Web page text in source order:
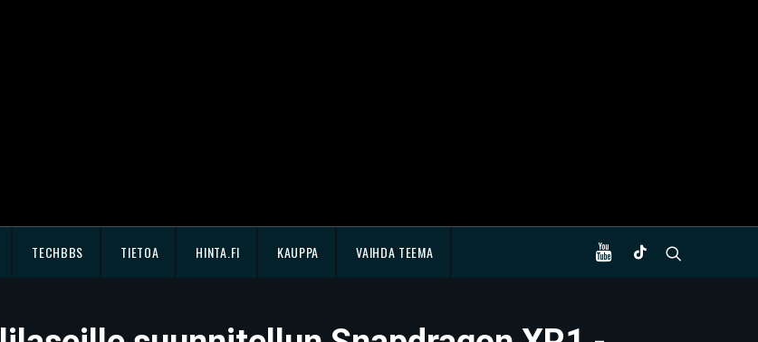
TECHBBS TIETOA HINTA.FI KAUPPA VAIHDA TEEMA